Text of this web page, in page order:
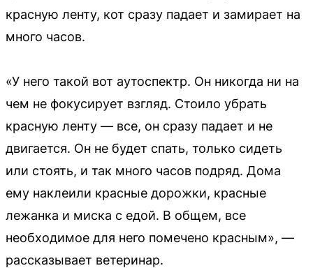
красную ленту, кот сразу падает и замирает на
много часов.
«У него такой вот аутоспектр. Он никогда ни на
чем не фокусирует взгляд. Стоило убрать
красную ленту — все, он сразу падает и не
двигается. Он не будет спать, только сидеть
или стоять, и так много часов подряд. Дома
ему наклеили красные дорожки, красные
лежанка и миска с едой. В общем, все
необходимое для него помечено красным», —
рассказывает ветеринар.